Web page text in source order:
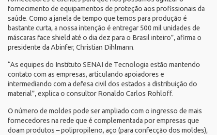
fornecimento de equipamentos de proteção aos profissionais da
saúde. Como a janela de tempo que temos para produção é
bastante curta, a nossa intenção é entregar 500 mil unidades de
máscaras face shield até o dia dez para o Brasil inteiro”, afirma o
presidente da Abinfer, Christian Dihlmann.
“As equipes do Instituto SENAI de Tecnologia estão mantendo
contato com as empresas, articulando apoiadores e
intermediando com a defesa civil dos estados a distribuição do
material”, explica o consultor Ronaldo Carlos Rohloff.
O número de moldes pode ser ampliado com o ingresso de mais
fornecedores na rede que é complementada por empresas que
doam produtos – polipropileno, aço (para confecção dos moldes),